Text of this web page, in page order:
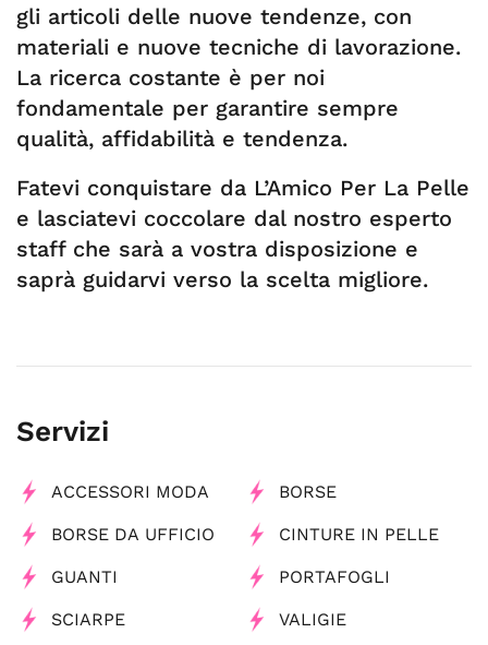
gli articoli delle nuove tendenze, con
materiali e nuove tecniche di lavorazione.
La ricerca costante è per noi
fondamentale per garantire sempre
qualità, affidabilità e tendenza.
Fatevi conquistare da L’Amico Per La Pelle
e lasciatevi coccolare dal nostro esperto
staff che sarà a vostra disposizione e
saprà guidarvi verso la scelta migliore.
Servizi
ACCESSORI MODA BORSE
BORSE DA UFFICIO CINTURE IN PELLE
GUANTI PORTAFOGLI
SCIARPE VALIGIE